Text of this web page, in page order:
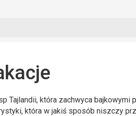
Tajlandii, która zachwyca bajkowymi
która w jakiś sposób niszczy